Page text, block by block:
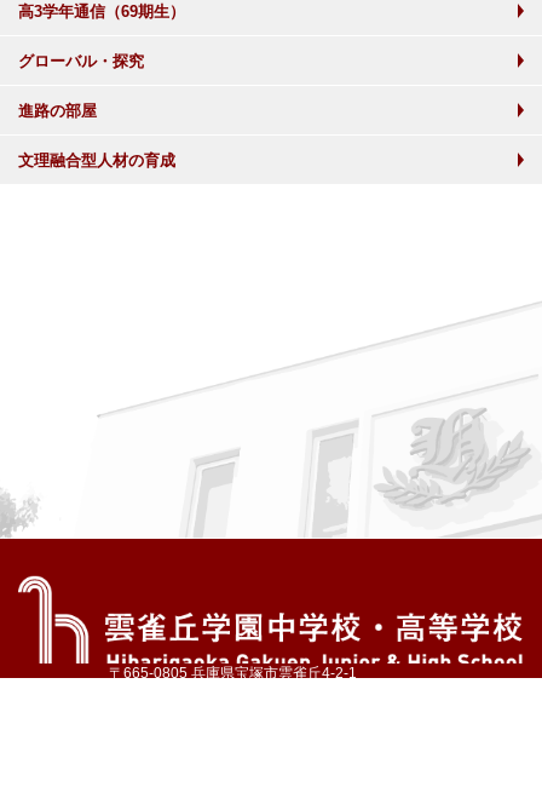
高3学年通信（69期生）
グローバル・探究
進路の部屋
文理融合型人材の育成
〒665-0805 兵庫県宝塚市雲雀丘4-2-1